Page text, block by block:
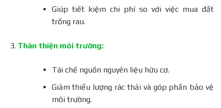
Giúp tiết kiệm chi phí so với việc mua đất
trồng rau.
Thân thiện môi trường:
Tái chế nguồn nguyên liệu hữu cơ.
Giảm thiểu lượng rác thải và góp phần bảo vệ
môi trường.